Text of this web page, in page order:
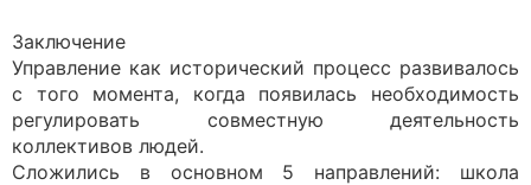
Заключение
Управление как исторический процесс развивалось
с того момента, когда появилась необходимость
регулировать совместную деятельность
коллективов людей.
Сложились в основном 5 направлений: школа